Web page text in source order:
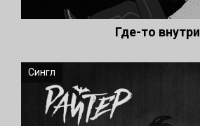
Где-то внутри
Сингл